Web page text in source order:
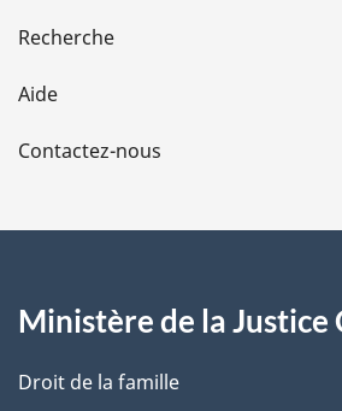
e
l
a
e
Recherche
Aide
Contactez-nous
Ministère de la Justice
Droit de la famille